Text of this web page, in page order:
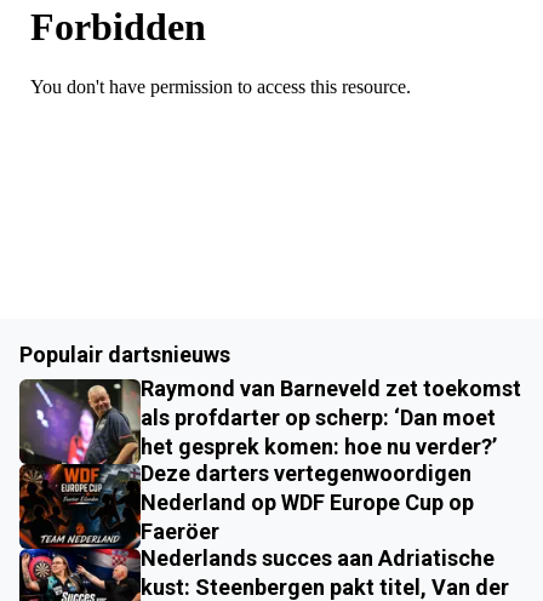
Populair dartsnieuws
Raymond van Barneveld zet toekomst
als profdarter op scherp: ‘Dan moet
het gesprek komen: hoe nu verder?’
Deze darters vertegenwoordigen
Nederland op WDF Europe Cup op
Faeröer
Nederlands succes aan Adriatische
kust: Steenbergen pakt titel, Van der